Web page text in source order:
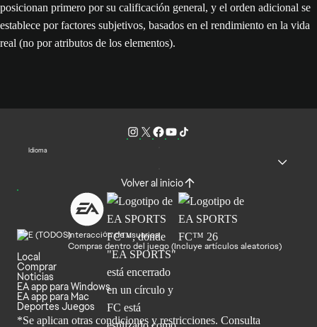
posicionan primero por su calificación general, y el orden adicional se
establece por factores subjetivos, basados en el rendimiento en la vida
real (no por atributos de los elementos).
Idioma
Volver al inicio
Interacción de usuarios
Compras dentro del juego (Incluye artículos aleatorios)
Local
Comprar
Noticias
EA app para Windows
EA app para Mac
Deportes Juegos
*Se aplican otras condiciones y restricciones. Consulta